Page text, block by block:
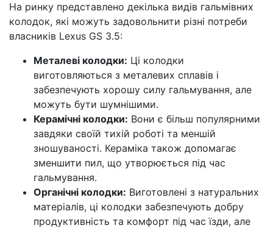
На ринку представлено декілька видів гальмівних
колодок, які можуть задовольнити різні потреби
власників Lexus GS 3.5:
Металеві колодки: Ці колодки
виготовляються з металевих сплавів і
забезпечують хорошу силу гальмування, але
можуть бути шумнішими.
Керамічні колодки: Вони є більш популярними
завдяки своїй тихій роботі та меншій
зношуваності. Кераміка також допомагає
зменшити пил, що утворюється під час
гальмування.
Органічні колодки: Виготовлені з натуральних
матеріалів, ці колодки забезпечують добру
продуктивність та комфорт під час їзди, але